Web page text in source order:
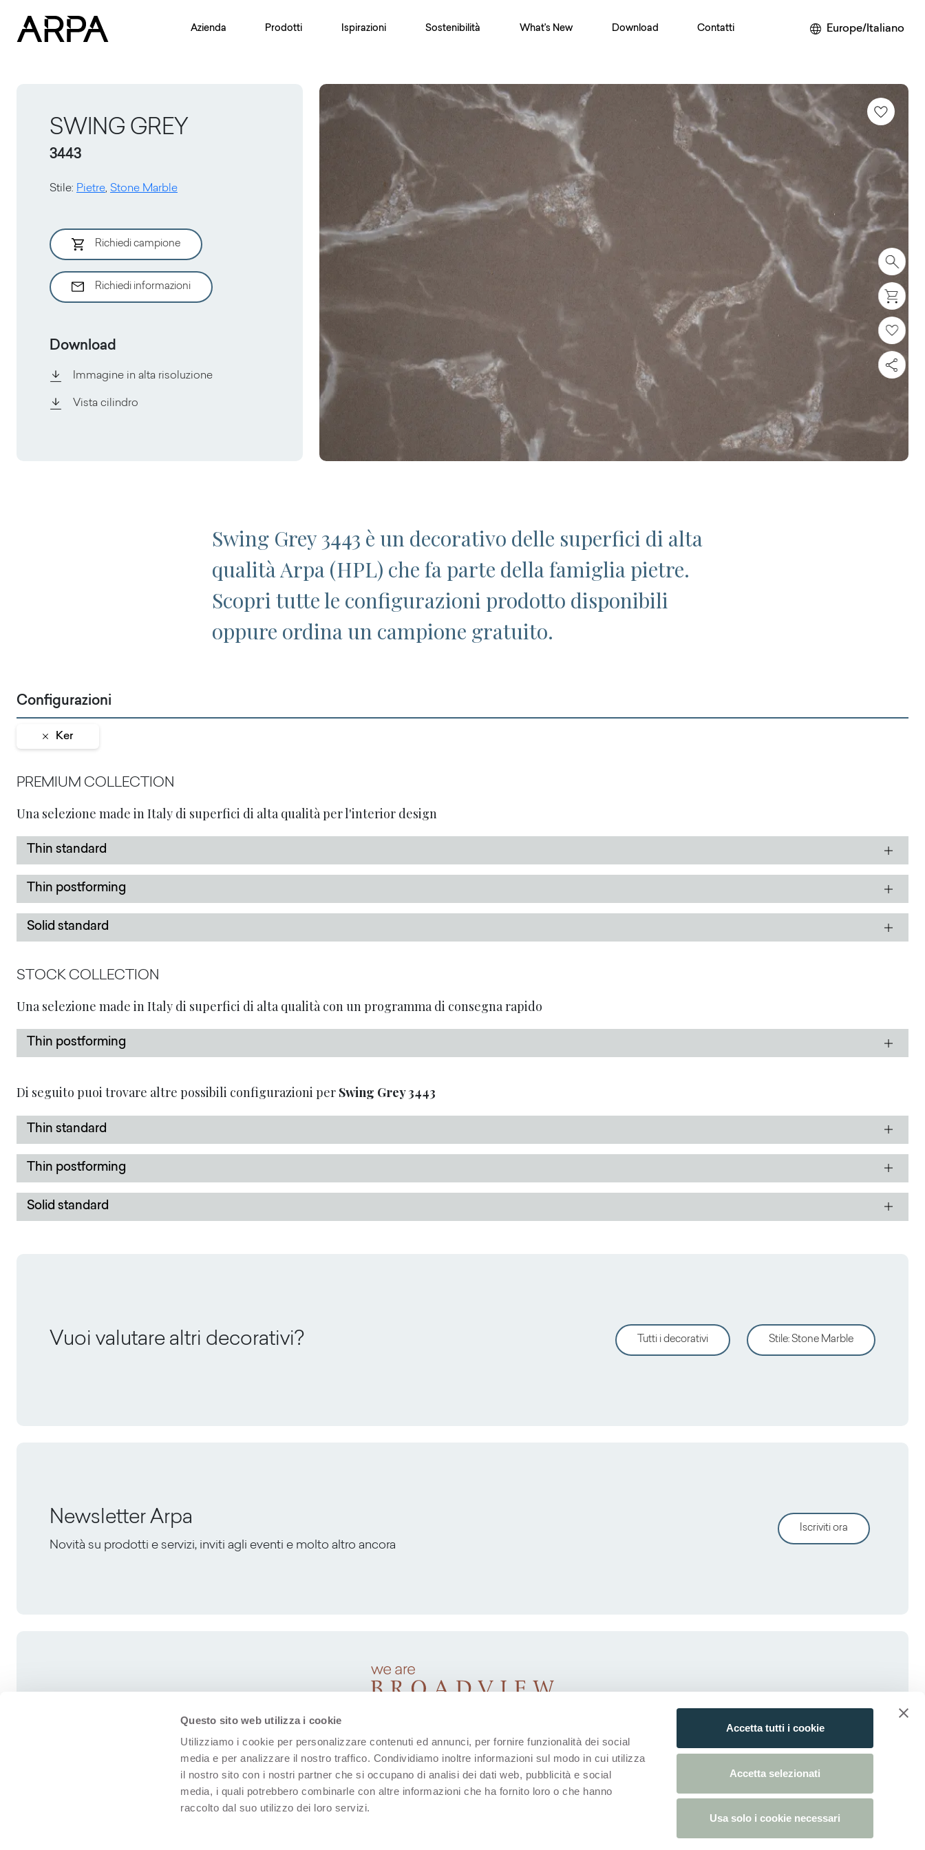
Questo sito web utilizza i cookie
Utilizziamo i cookie per personalizzare contenuti ed annunci, per fornire funzionalità dei social
media e per analizzare il nostro traffico. Condividiamo inoltre informazioni sul modo in cui utilizza
il nostro sito con i nostri partner che si occupano di analisi dei dati web, pubblicità e social
media, i quali potrebbero combinarle con altre informazioni che ha fornito loro o che hanno
raccolto dal suo utilizzo dei loro servizi.
Accetta tutti i cookie
Accetta selezionati
Usa solo i cookie necessari
Azienda Prodotti Ispirazioni Sostenibilità What's New Download Contatti Europe/Italiano
SWING GREY
3443
Stile: Pietre, Stone Marble
Richiedi campione
Richiedi informazioni
Download
Immagine in alta risoluzione
Vista cilindro
Swing Grey 3443 è un decorativo delle superfici di alta
qualità Arpa (HPL) che fa parte della famiglia pietre.
Scopri tutte le configurazioni prodotto disponibili
oppure ordina un campione gratuito.
Configurazioni
Ker
PREMIUM COLLECTION
Una selezione made in Italy di superfici di alta qualità per l'interior design
Thin standard
Thin postforming
Solid standard
STOCK COLLECTION
Una selezione made in Italy di superfici di alta qualità con un programma di consegna rapido
Thin postforming
Di seguito puoi trovare altre possibili configurazioni per Swing Grey 3443
Thin standard
Thin postforming
Solid standard
Vuoi valutare altri decorativi? Tutti i decorativi Stile: Stone Marble
Newsletter Arpa
Novità su prodotti e servizi, inviti agli eventi e molto altro ancora
Iscriviti ora